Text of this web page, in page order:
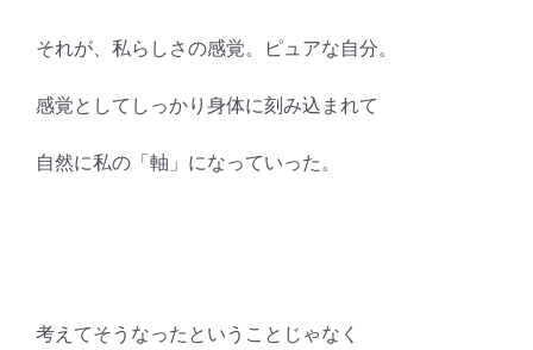
それが、私らしさの感覚。ピュアな自分。
感覚としてしっかり身体に刻み込まれて
自然に私の「軸」になっていった。
考えてそうなったということじゃなく